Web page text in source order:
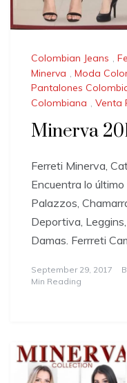
Colombian Jeans ,
Minerva , Moda
Pantalones
Colombiana , Venta
Minerva
Ferreti Minerva,
Encuentra lo
Palazzos,
Deportiva,
Damas. Ferrreti
September 29, 2017
Min Reading